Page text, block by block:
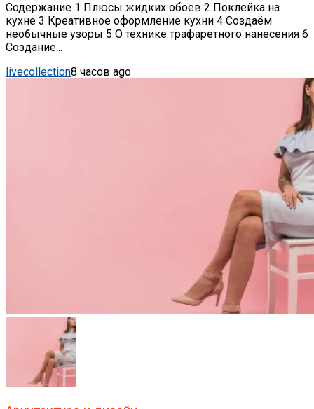
Содержание 1 Плюсы жидких обоев 2 Поклейка на
кухне 3 Креативное оформление кухни 4 Создаём
необычные узоры 5 О технике трафаретного нанесения 6
Создание...
livecollection8 часов ago